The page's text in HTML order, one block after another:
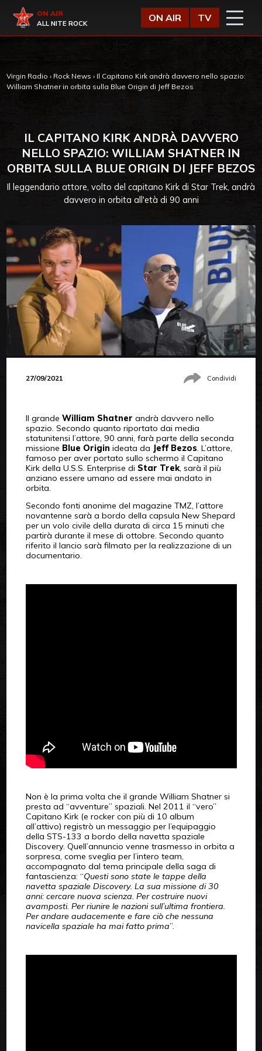
Virgin Radio
ON AIR
ALL NITE ROCK
ON AIR TV
Virgin Radio › Rock News › Il Capitano Kirk andrà davvero nello spazio:
William Shatner in orbita sulla Blue Origin di Jeff Bezos
IL CAPITANO KIRK ANDRÀ DAVVERO
NELLO SPAZIO: WILLIAM SHATNER IN
ORBITA SULLA BLUE ORIGIN DI JEFF BEZOS
Il leggendario attore, volto del capitano Kirk di Star Trek, andrà
davvero in orbita all'età di 90 anni
27/09/2021 Condividi
Il grande William Shatner andrà davvero nello
spazio. Secondo quanto riportato dai media
statunitensi l’attore, 90 anni, farà parte della seconda
missione Blue Origin ideata da Jeff Bezos. L’attore,
famoso per aver portato sullo schermo il Capitano
Kirk della U.S.S. Enterprise di Star Trek, sarà il più
anziano essere umano ad essere mai andato in
orbita.
Secondo fonti anonime del magazine TMZ, l’attore
novantenne sarà a bordo della capsula New Shepard
per un volo civile della durata di circa 15 minuti che
partirà durante il mese di ottobre. Secondo quanto
riferito il lancio sarà filmato per la realizzazione di un
documentario.
Non è la prima volta che il grande William Shatner si
presta ad “avventure” spaziali. Nel 2011 il “vero”
Capitano Kirk (e rocker con più di 10 album
all’attivo) registrò un messaggio per l’equipaggio
della STS-133 a bordo della navetta spaziale
Discovery. Quell’annuncio venne trasmesso in orbita a
sorpresa, come sveglia per l’intero team,
accompagnato dal tema principale della saga di
fantascienza: “Questi sono state le tappe della
navetta spaziale Discovery. La sua missione di 30
anni: cercare nuova scienza. Per costruire nuovi
avamposti. Per riunire le nazioni sull’ultima frontiera.
Per andare audacemente e fare ciò che nessuna
navicella spaziale ha mai fatto prima”.